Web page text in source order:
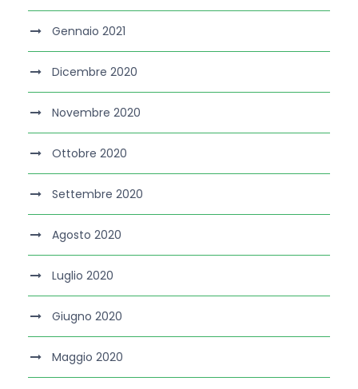
Gennaio 2021
Dicembre 2020
Novembre 2020
Ottobre 2020
Settembre 2020
Agosto 2020
Luglio 2020
Giugno 2020
Maggio 2020